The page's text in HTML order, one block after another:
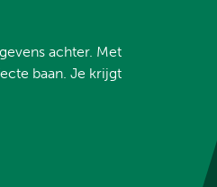
achter. Met
baan. Je krijgt